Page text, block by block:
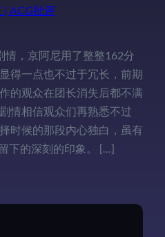
| ACG批评
，京阿尼用了整整162分
得一点也不过于冗长，前期
的观众在团长消失后都不满
情相信观众们再熟悉不过
时候的那段内心独白，虽有
下的深刻的印象。 […]